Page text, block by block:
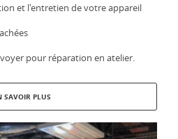
et l'entretien de votre appareil
pour réparation en atelier.
SAVOIR PLUS